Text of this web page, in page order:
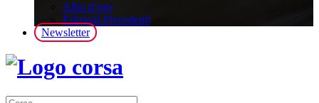
Albo d’oro
Edizioni Precedenti
Newsletter